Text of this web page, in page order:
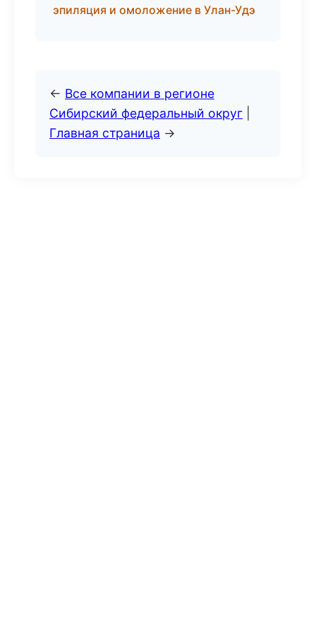
эпиляция и омоложение в Улан-Удэ
← Все компании в регионе
Сибирский федеральный округ
Главная страница →